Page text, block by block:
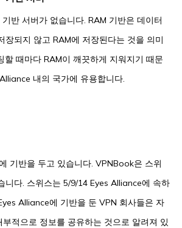
반 서버가 없습니다. RAM 기반은 데이터
장되지 않고 RAM에 저장된다는 것을 의미
할 때마다 RAM이 깨끗하게 지워지기 때문
내의 국가에 유용합니다.
기반을 두고 있습니다. VPNBook은 스위
니다. 스위스는 5/9/14 Eyes Alliance에 속하
Alliance에 기반을 둔 VPN 회사들은 자
적으로 정보를 공유하는 것으로 알려져 있